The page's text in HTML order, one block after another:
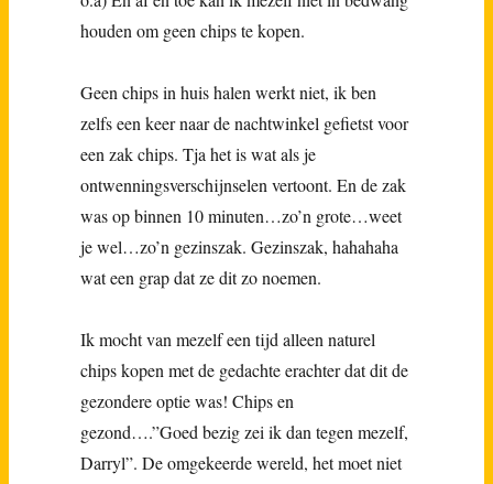
houden om geen chips te kopen.
Geen chips in huis halen werkt niet, ik ben
zelfs een keer naar de nachtwinkel gefietst voor
een zak chips. Tja het is wat als je
ontwenningsverschijnselen vertoont. En de zak
was op binnen 10 minuten…zo’n grote…weet
je wel…zo’n gezinszak. Gezinszak, hahahaha
wat een grap dat ze dit zo noemen.
Ik mocht van mezelf een tijd alleen naturel
chips kopen met de gedachte erachter dat dit de
gezondere optie was! Chips en
gezond….”Goed bezig zei ik dan tegen mezelf,
Darryl”. De omgekeerde wereld, het moet niet